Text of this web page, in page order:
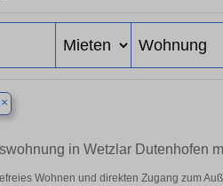
×
in Wetzlar Dutenhofen
Wohnen und direkten Zugang zum